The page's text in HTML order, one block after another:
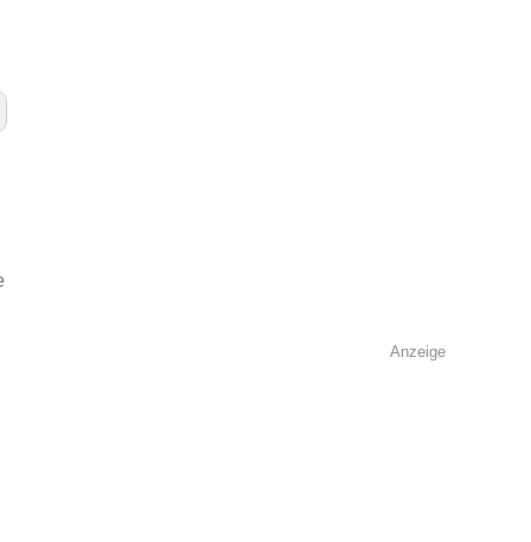
Anzeige